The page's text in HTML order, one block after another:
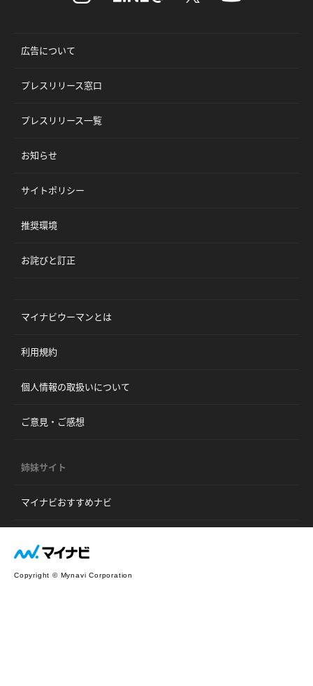
広告について
プレスリリース窓口
プレスリリース一覧
お知らせ
サイトポリシー
推奨環境
お詫びと訂正
マイナビウーマンとは
利用規約
個人情報の取扱いについて
ご意見・ご感想
姉妹サイト
マイナビおすすめナビ
Copyright © Mynavi Corporation